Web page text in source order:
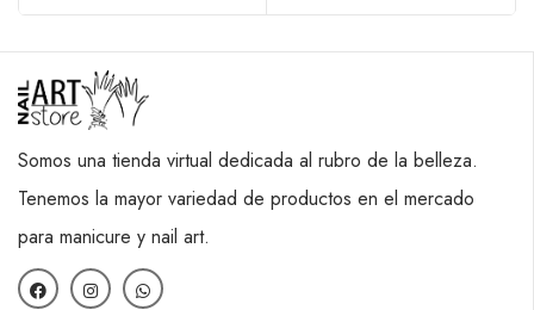
Somos una tienda virtual dedicada al rubro de la belleza.
Tenemos la mayor variedad de productos en el mercado
para manicure y nail art.